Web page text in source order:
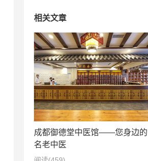
相关文章
成都御德堂中医馆——您身边的
名老中医